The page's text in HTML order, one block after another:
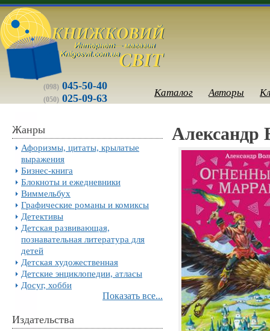
(098) 045-50-40
(050) 025-09-63 Каталог Авторы
Жанры
Афоризмы, цитаты, крылатые
выражения
Бизнес-книга
Блокноты и ежедневники
Виммельбух
Графические романы и комиксы
Детективы
Детская развивающая,
познавательная литература для
детей
Детская художественная
Детские энциклопедии, атласы
Досуг, хобби
Показать все...
Издательства
Александр